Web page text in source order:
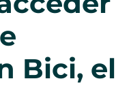
Bici, el